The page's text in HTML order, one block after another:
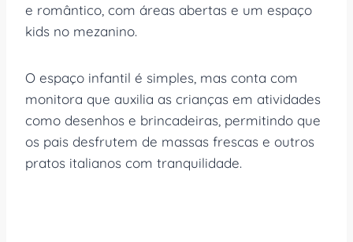
e romântico, com áreas abertas e um espaço
kids no mezanino.
O espaço infantil é simples, mas conta com
monitora que auxilia as crianças em atividades
como desenhos e brincadeiras, permitindo que
os pais desfrutem de massas frescas e outros
pratos italianos com tranquilidade.